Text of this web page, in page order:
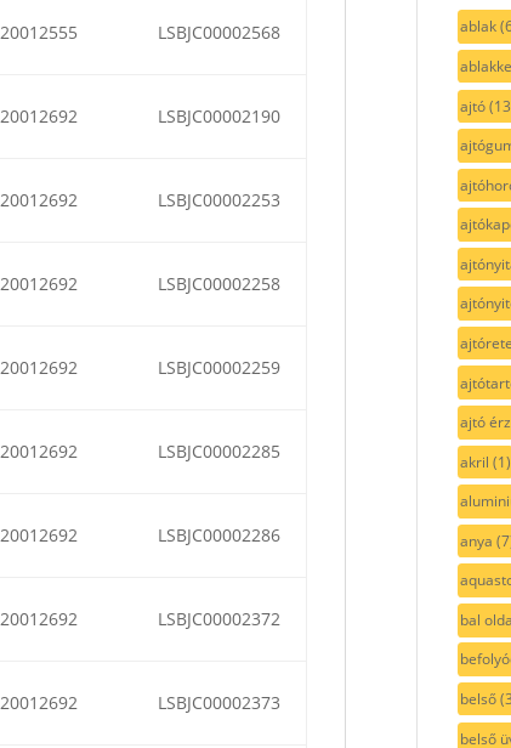
20012555 LSBJC00002568
20012692 LSBJC00002190
20012692 LSBJC00002253
20012692 LSBJC00002258
20012692 LSBJC00002259
20012692 LSBJC00002285
20012692 LSBJC00002286
20012692 LSBJC00002372
20012692 LSBJC00002373
ablak
ajtó
ajtó
akril (1)
anya
bal
belső
belső